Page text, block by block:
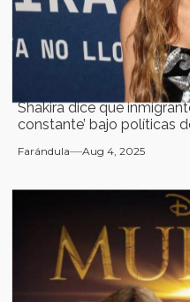
Shakira dice que
constante’ bajo políticas
Farándula Aug 4, 2025